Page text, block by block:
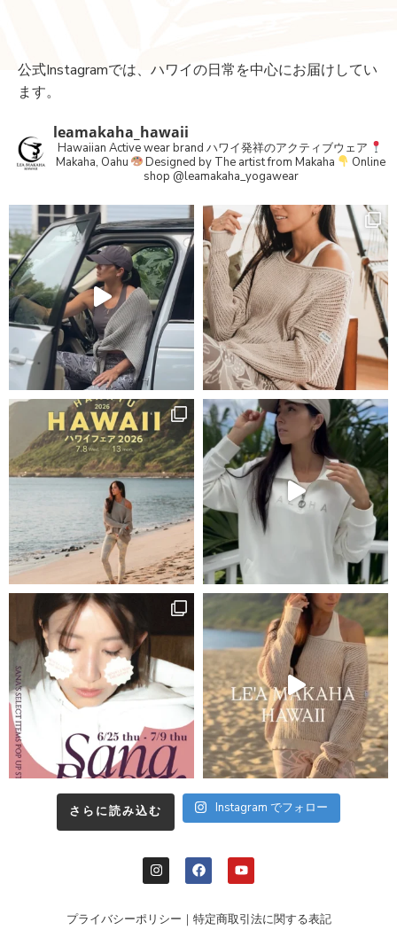
公式Instagramでは、ハワイの日常を中心にお届けしてい
ます。
leamakaha_hawaii
Hawaiian Active wear brand ハワイ発祥のアクティブウェア
Makaha, Oahu
Designed by The artist from Makaha
Online
shop @leamakaha_yogawear
さらに読み込む Instagram でフォロー
プライバシーポリシー ｜ 特定商取引法に関する表記